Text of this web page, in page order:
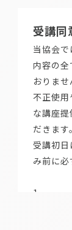
受講同
当協会
内容の
おりませ
不正使
な講座
だきます。
受講初
み前に必
1.